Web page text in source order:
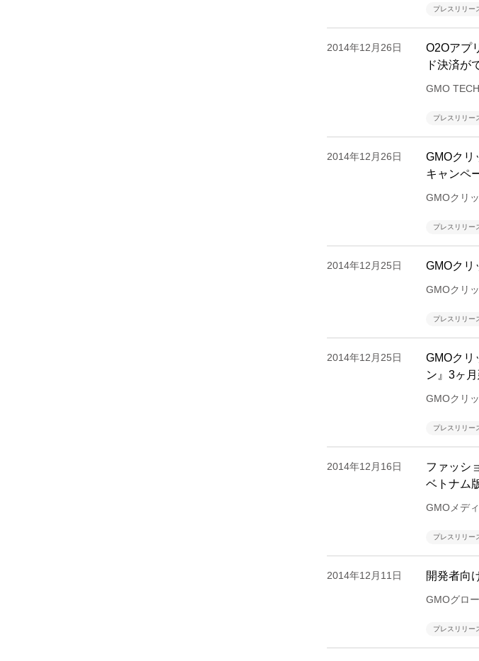
プレスリリー
2014年12月26日
O2Oアプ
ド決済が
GMO
プレスリリー
2014年12月26日
GMOクリ
キャンペ
GMOクリ
プレスリリー
2014年12月25日 GMOクリ
GMOクリ
プレスリリー
2014年12月25日
GMOクリ
ン』3ヶ
GMOクリ
プレスリリー
2014年12月16日
ファッシ
ベトナム
GMOメデ
プレスリリー
2014年12月11日 開発者向
GMOグロ
プレスリリー